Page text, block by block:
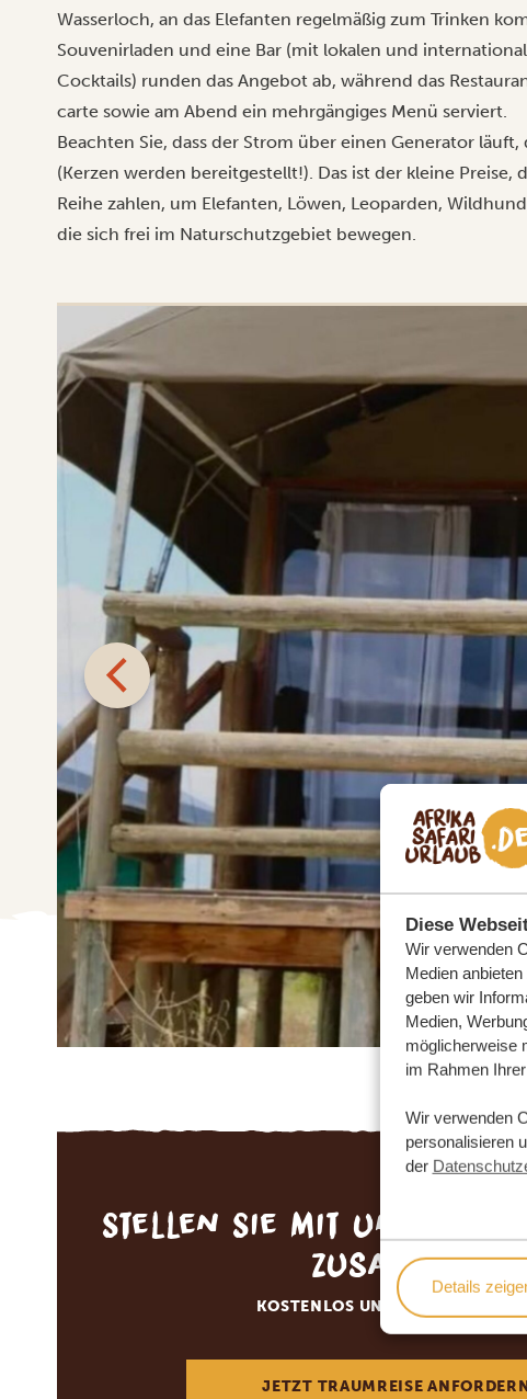
Diese
Wir verwenden
Medien
geben wir
Medien,
möglicherweise
im Rahmen
Wir verwenden
personalisieren
der
Details
Wasserloch, an das Elefanten regelmäßig zum Trinken
Souvenirladen und eine Bar (mit lokalen und
Cocktails) runden das Angebot ab, während das
carte sowie am Abend ein mehrgängiges Menü serviert.
Beachten Sie, dass der Strom über einen Generator
(Kerzen werden bereitgestellt!). Das ist der kleine Preise,
Reihe zahlen, um Elefanten, Löwen, Leoparden,
die sich frei im Naturschutzgebiet bewegen.
Stellen Sie mit uns Ihre
zusammen
KOSTENLOS UND UNVERBINDLICH
JETZT TRAUMREISE